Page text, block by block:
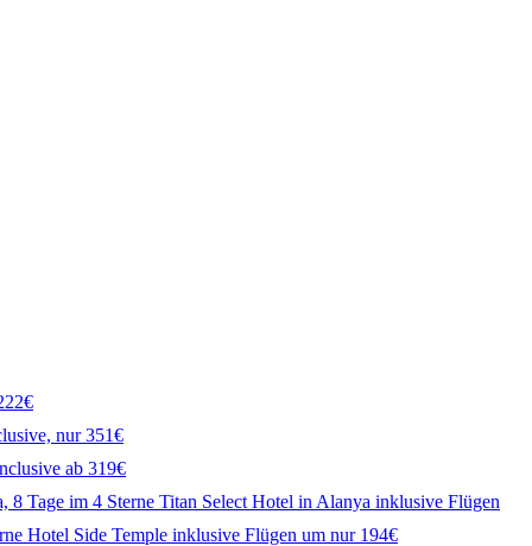
nur 351€
ab 319€
Tage im 4 Sterne Titan Select Hotel in Alanya inklusive Flügen
Hotel Side Temple inklusive Flügen um nur 194€